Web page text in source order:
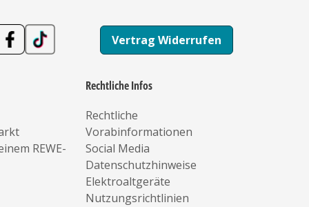
Vertrag Widerrufen
REWE-
Rechtliche Infos
Rechtliche
Vorabinformationen
Social Media
Datenschutzhinweise
Elektroaltgeräte
Nutzungsrichtlinien